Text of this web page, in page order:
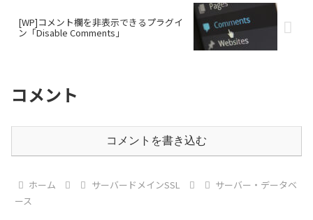
[WP]コメント欄を非表示できるプラグイ
ン「Disable Comments」
コメント
コメントを書き込む
ホーム サーバードメインSSL
サーバー・データベ
ース